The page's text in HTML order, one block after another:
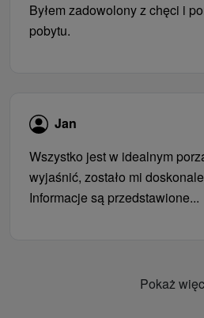
Byłem zadowolony z chęci i
pobytu.
Jan
Wszystko jest w idealnym
wyjaśnić, zostało mi
Informacje są przedstawione...
Pokaż